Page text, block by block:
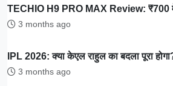
TECHIO H9 PRO MAX Review:
3 months ago
IPL 2026: क्या केएल राहुल का बदला पूरा
3 months ago